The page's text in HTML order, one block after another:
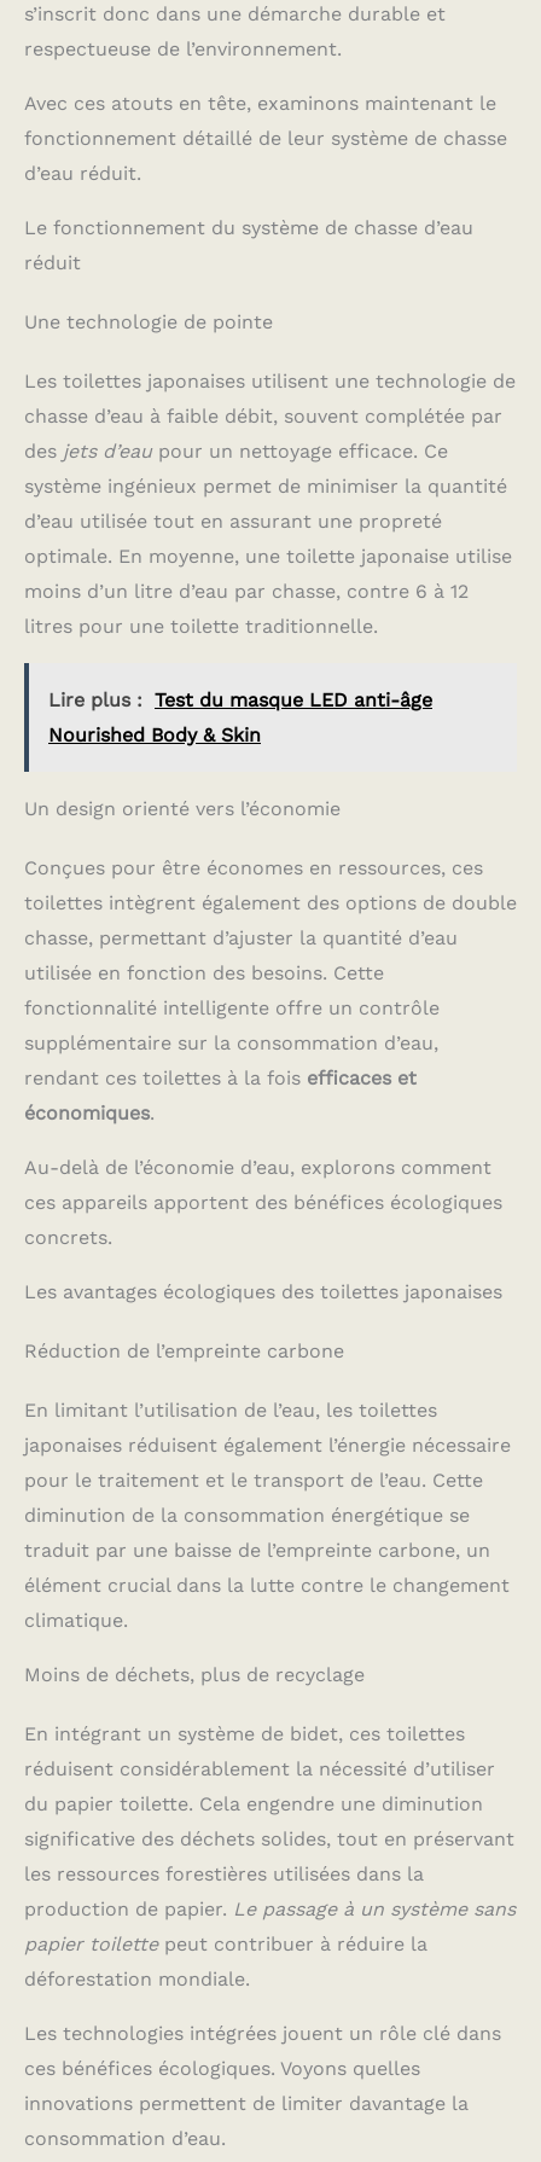
s’inscrit donc dans une démarche durable et
respectueuse de l’environnement.
Avec ces atouts en tête, examinons maintenant le
fonctionnement détaillé de leur système de chasse
d’eau réduit.
Le fonctionnement du système de chasse d’eau
réduit
Une technologie de pointe
Les toilettes japonaises utilisent une technologie de
chasse d’eau à faible débit, souvent complétée par
des jets d’eaupour un nettoyage efficace. Ce
système ingénieux permet de minimiser la quantité
d’eau utilisée tout en assurant une propreté
optimale. En moyenne, une toilette japonaise utilise
moins d’un litre d’eau par chasse, contre 6 à 12
litres pour une toilette traditionnelle.
Lire plus : Test du masque LED anti-âge
Nourished Body & Skin
Un design orienté vers l’économie
Conçues pour être économes en ressources, ces
toilettes intègrent également des options de double
chasse, permettant d’ajuster la quantité d’eau
utilisée en fonction des besoins. Cette
fonctionnalité intelligente offre un contrôle
supplémentaire sur la consommation d’eau,
rendant ces toilettes à la fois efficaces et
économiques.
Au-delà de l’économie d’eau, explorons comment
ces appareils apportent des bénéfices écologiques
concrets.
Les avantages écologiques des toilettes japonaises
Réduction de l’empreinte carbone
En limitant l’utilisation de l’eau, les toilettes
japonaises réduisent également l’énergie nécessaire
pour le traitement et le transport de l’eau. Cette
diminution de la consommation énergétique se
traduit par une baisse de l’empreinte carbone, un
élément crucial dans la lutte contre le changement
climatique.
Moins de déchets, plus de recyclage
En intégrant un système de bidet, ces toilettes
réduisent considérablement la nécessité d’utiliser
du papier toilette. Cela engendre une diminution
significative des déchets solides, tout en préservant
les ressources forestières utilisées dans la
production de papier. Le passage à un système sans
papier toilettepeut contribuer à réduire la
déforestation mondiale.
Les technologies intégrées jouent un rôle clé dans
ces bénéfices écologiques. Voyons quelles
innovations permettent de limiter davantage la
consommation d’eau.